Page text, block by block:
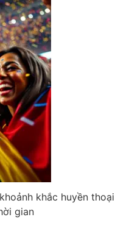
khắc huyền thoại
gian